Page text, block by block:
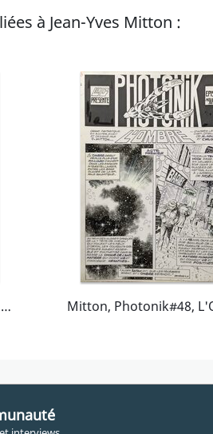
à Jean-Yves Mitton :
Jean-Yves Mitton - Mikros 14 Page 13